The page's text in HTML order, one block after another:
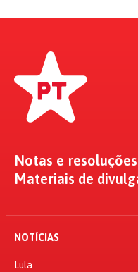
Notas e resoluções
Materiais de
NOTÍCIAS
Lula